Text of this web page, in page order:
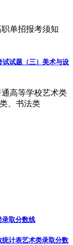
单招报考须知
试试题（三）美术与设
通高等学校艺术类
、书法类
录取分数线
统计表艺术类录取分数